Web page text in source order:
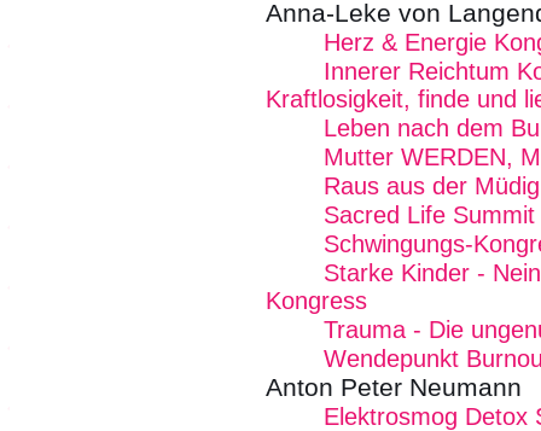
Anna-Leke von
Herz & Energie
Innerer Reichtum
Kraftlosigkeit, finde und
Leben nach dem
Mutter WERDEN,
Raus aus der
Sacred Life Summit
Schwingungs-
Starke Kinder -
Kongress
Trauma - Die
Wendepunkt
Anton Peter Neumann
Elektrosmog Detox